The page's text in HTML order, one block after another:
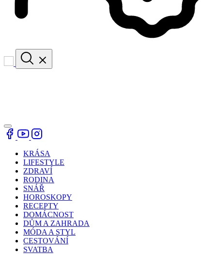
KRÁSA
LIFESTYLE
ZDRAVÍ
RODINA
SNÁŘ
HOROSKOPY
RECEPTY
DOMÁCNOST
DŮM A ZAHRADA
MÓDA A STYL
CESTOVÁNÍ
SVATBA